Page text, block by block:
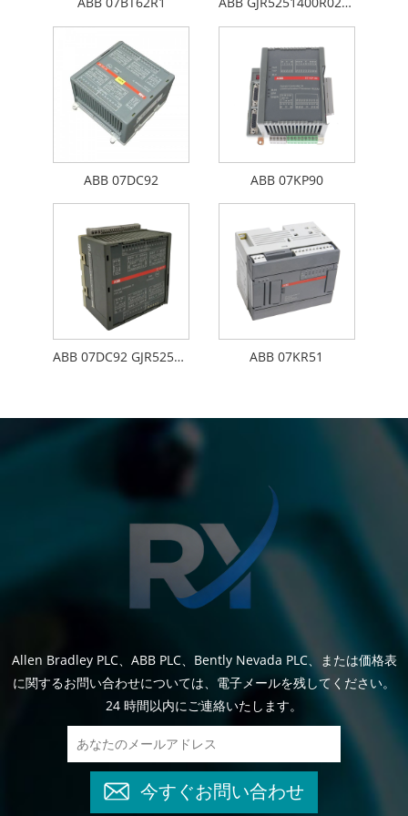
ABB 07DC92 ABB 07KP90
ABB 07DC92 GJR5252200R0101 ABB 07KR51
Allen Bradley PLC、ABB PLC、Bently Nevada PLC、または価格表
に関するお問い合わせについては、電子メールを残してください。
24 時間以内にご連絡いたします。
今すぐお問い合わせ